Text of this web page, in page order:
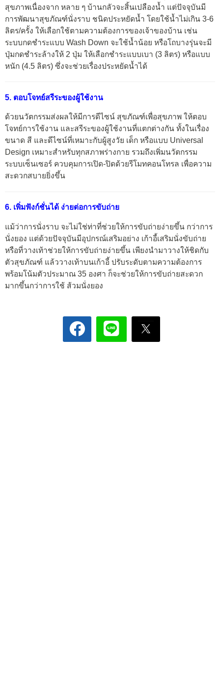
สุขภาพเนื่องจาก หลาย ๆ บ้านกลัวจะสิ้นเปลืองน้ำ แต่ปัจจุบันมี
การพัฒนาสุขภัณฑ์นั่งราบ ชนิดประหยัดน้ำ โดยใช้น้ำไม่เกิน 3-6
ลิตร/ครั้ง ให้เลือกใช้ตามความต้องการของเจ้าของบ้าน เช่น
ระบบกดชำระแบบ Wash Down จะใช้น้ำน้อย หรือโถบางรุ่นจะมี
ปุ่มกดชำระล้างให้ 2 ปุ่ม ให้เลือกชำระแบบเบา (3 ลิตร) หรือแบบ
หนัก (4.5 ลิตร) ซึ่งจะช่วยเรื่องประหยัดน้ำได้
5. ตอบโจทย์สรีระของผู้ใช้งาน
ด้วยนวัตกรรมส่งผลให้มีการดีไซน์ สุขภัณฑ์เพื่อสุขภาพ ให้ตอบ
โจทย์การใช้งาน และสรีระของผู้ใช้งานที่แตกต่างกัน ทั้งในเรื่อง
ขนาด สี และดีไซน์ที่เหมาะกับผู้สูงวัย เด็ก หรือแบบ Universal
Design เหมาะสำหรับทุกสภาพร่างกาย รวมถึงเพิ่มนวัตกรรม
ระบบเซ็นเซอร์ ควบคุมการเปิด-ปิดด้วยรีโมทคอนโทรล เพื่อความ
สะดวกสบายยิ่งขึ้น
6. เพิ่มฟังก์ชั่นได้ ง่ายต่อการขับถ่าย
แม้ว่าการนั่งราบ จะไม่ใช่ท่าที่ช่วยให้การขับถ่ายง่ายขึ้น กว่าการ
นั่งยอง แต่ด้วยปัจจุบันมีอุปกรณ์เสริมอย่าง เก้าอี้เสริมนั่งขับถ่าย
หรือที่วางเท้าช่วยให้การขับถ่ายง่ายขึ้น เพียงนำมาวางให้ชิดกับ
ตัวสุขภัณฑ์ แล้ววางเท้าบนเก้าอี้ ปรับระดับตามความต้องการ
พร้อมโน้มตัวประมาณ 35 องศา ก็จะช่วยให้การขับถ่ายสะดวก
มากขึ้นกว่าการใช้ ส้วมนั่งยอง